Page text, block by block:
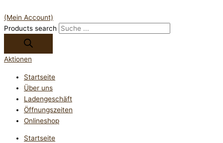
(Mein Account)
Products search
Aktionen
Startseite
Über uns
Ladengeschäft
Öffnungszeiten
Onlineshop
Startseite